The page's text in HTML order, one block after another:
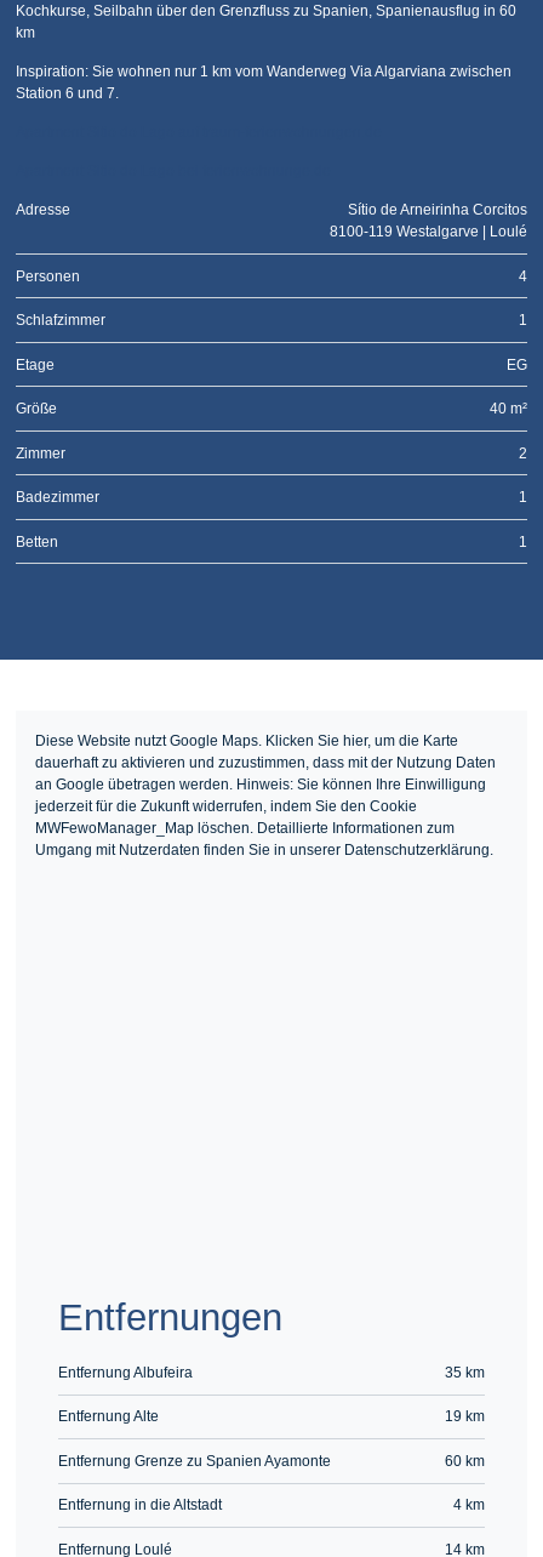
Kochkurse, Seilbahn über den Grenzfluss zu Spanien, Spanienausflug in 60
km
Inspiration: Sie wohnen nur 1 km vom Wanderweg Via Algarviana zwischen
Station 6 und 7.
Adresse
Sítio de Arneirinha Corcitos
8100-119 Westalgarve | Loulé
Personen 4
Schlafzimmer 1
Etage EG
Größe 40 m²
Zimmer 2
Badezimmer 1
Betten 1
Diese Website nutzt Google Maps. Klicken Sie hier, um die Karte
dauerhaft zu aktivieren und zuzustimmen, dass mit der Nutzung Daten
an Google übetragen werden. Hinweis: Sie können Ihre Einwilligung
jederzeit für die Zukunft widerrufen, indem Sie den Cookie
MWFewoManager_Map löschen. Detaillierte Informationen zum
Umgang mit Nutzerdaten finden Sie in unserer Datenschutzerklärung.
Entfernungen
Entfernung Albufeira 35 km
Entfernung Alte 19 km
Entfernung Grenze zu Spanien Ayamonte 60 km
Entfernung in die Altstadt 4 km
Entfernung Loulé 14 km